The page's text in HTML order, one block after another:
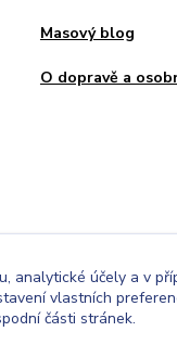
Masový blog
O dopravě a
analytické účely a v
vlastních
části stránek.